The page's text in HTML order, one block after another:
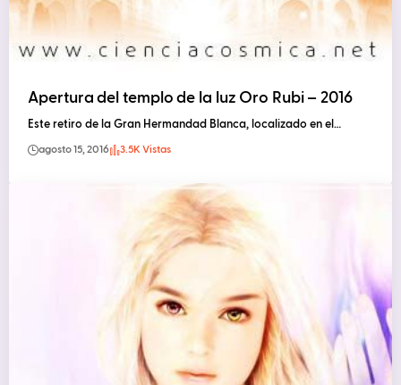
Apertura del templo de la luz Oro Rubi – 2016
Este retiro de la Gran Hermandad Blanca, localizado en el…
agosto 15, 2016 3.5K Vistas